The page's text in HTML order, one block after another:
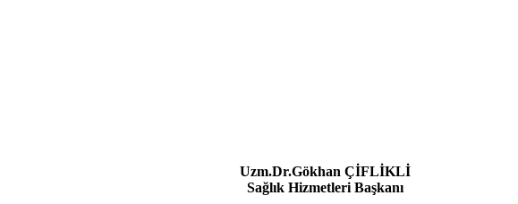
Uzm.Dr.Gökhan ÇİFLİKLİ
Sağlık Hizmetleri Başkanı